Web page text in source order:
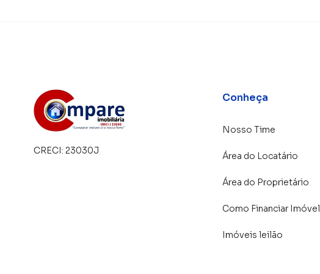
CRECI: 23030J
Conheça
Nosso Time
Área do Locatário
Área do Proprietário
Como Financiar Imóvel
Imóveis leilão